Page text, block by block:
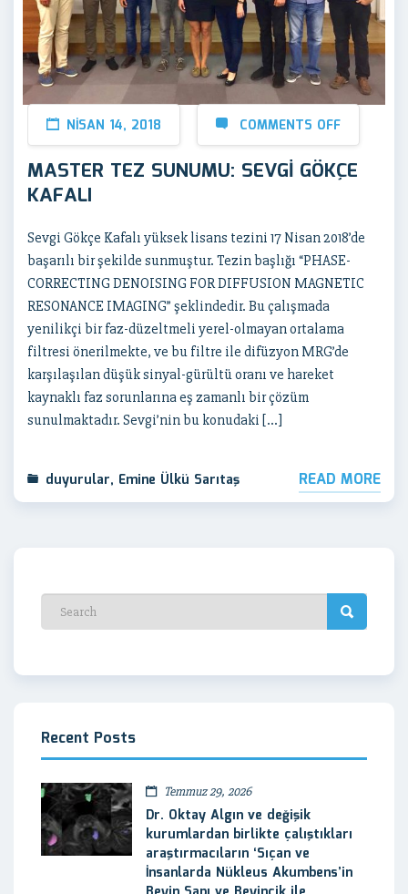
NISAN 14, 2018 COMMENTS OFF
MASTER TEZ SUNUMU: SEVGİ GÖKÇE
KAFALI
Sevgi Gökçe Kafalı yüksek lisans tezini 17 Nisan 2018’de
başarılı bir şekilde sunmuştur. Tezin başlığı “PHASE-
CORRECTING DENOISING FOR DIFFUSION MAGNETIC
RESONANCE IMAGING” şeklindedir. Bu çalışmada
yenilikçi bir faz-düzeltmeli yerel-olmayan ortalama
filtresi önerilmekte, ve bu filtre ile difüzyon MRG’de
karşılaşılan düşük sinyal-gürültü oranı ve hareket
kaynaklı faz sorunlarına eş zamanlı bir çözüm
sunulmaktadır. Sevgi’nin bu konudaki […]
duyurular, Emine Ülkü Sarıtaş READ MORE
Recent Posts
Temmuz 29, 2026
Dr. Oktay Algın ve değişik
kurumlardan birlikte çalıştıkları
araştırmacıların ‘Sıçan ve
İnsanlarda Nükleus Akumbens’in